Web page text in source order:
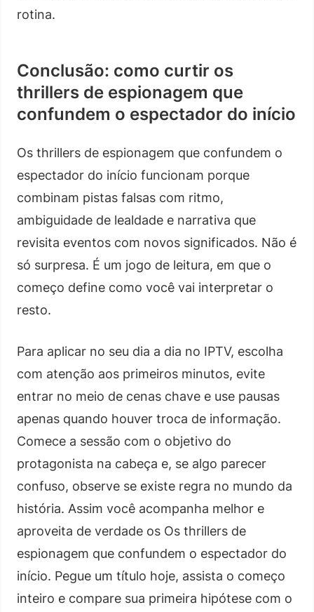
rotina.
Conclusão: como curtir os
thrillers de espionagem que
confundem o espectador do início
Os thrillers de espionagem que confundem o
espectador do início funcionam porque
combinam pistas falsas com ritmo,
ambiguidade de lealdade e narrativa que
revisita eventos com novos significados. Não é
só surpresa. É um jogo de leitura, em que o
começo define como você vai interpretar o
resto.
Para aplicar no seu dia a dia no IPTV, escolha
com atenção aos primeiros minutos, evite
entrar no meio de cenas chave e use pausas
apenas quando houver troca de informação.
Comece a sessão com o objetivo do
protagonista na cabeça e, se algo parecer
confuso, observe se existe regra no mundo da
história. Assim você acompanha melhor e
aproveita de verdade os Os thrillers de
espionagem que confundem o espectador do
início. Pegue um título hoje, assista o começo
inteiro e compare sua primeira hipótese com o